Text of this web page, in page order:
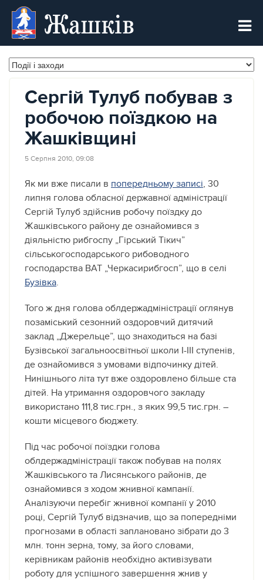
Жашків
Сергій Тулуб побував з
робочою поїздкою на
Жашківщині
5 Серпня 2010, 09:08
Як ми вже писали в попередньому записі, 30
липня голова обласної державної адміністрації
Сергій Тулуб здійснив робочу поїздку до
Жашківського району де ознайомився з
діяльністю рибгоспу „Гірський Тікич”
сільськогосподарського рибоводного
господарства ВАТ „Черкасирибгосп”, що в селі
Бузівка.
Того ж дня голова облдержадміністрації оглянув
позаміський сезонний оздоровчий дитячий
заклад „Джерельце”, що знаходиться на базі
Бузівської загальноосвітньої школи І-ІІІ ступенів,
де ознайомився з умовами відпочинку дітей.
Нинішнього літа тут вже оздоровлено більше ста
дітей. На утримання оздоровчого закладу
використано 111,8 тис.грн., з яких 99,5 тис.грн. –
кошти місцевого бюджету.
Під час робочої поїздки голова
облдержадміністрації також побував на полях
Жашківського та Лисянського районів, де
ознайомився з ходом жнивної кампанії.
Аналізуючи перебіг жнивної компанії у 2010
році, Сергій Тулуб відзначив, що за попередніми
прогнозами в області заплановано зібрати до 3
млн. тонн зерна, тому, за його словами,
керівникам районів необхідно активізувати
роботу для успішного завершення жнив у